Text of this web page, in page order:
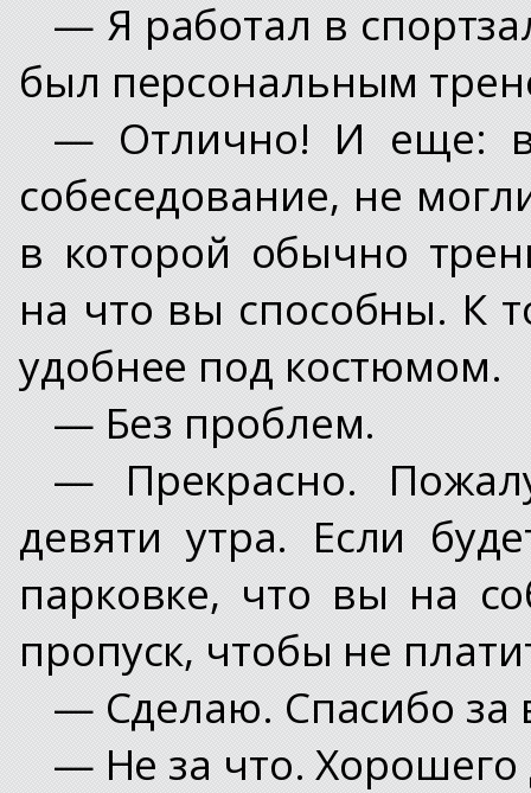
— Я работал в
был персональным
— Отлично! И еще:
собеседование, не
в которой обычно
на что вы способны. К
удобнее под костюмом.
— Без проблем.
— Прекрасно.
девяти утра. Если
парковке, что вы на
пропуск, чтобы не
— Сделаю. Спасибо за
— Не за что. Хорошего